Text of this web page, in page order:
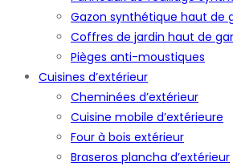
Gazon synthétique haut de
Coffres de jardin haut de
Pièges anti-moustiques
Cuisines d’extérieur
Cheminées d’extérieur
Cuisine mobile d’extérieure
Four à bois extérieur
Braseros plancha d’extérieur